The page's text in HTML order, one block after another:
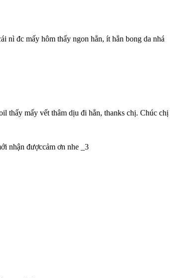
nì đc mấy hôm thấy ngon hẳn, ít hẳn bong da nhá
thấy mấy vết thâm dịu đi hẳn, thanks chị. Chúc
nhận đượccảm ơn nhe _3